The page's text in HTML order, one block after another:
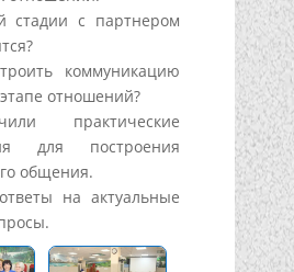
стадии с партнером
коммуникацию
отношений?
практические
для построения
общения.
на актуальные